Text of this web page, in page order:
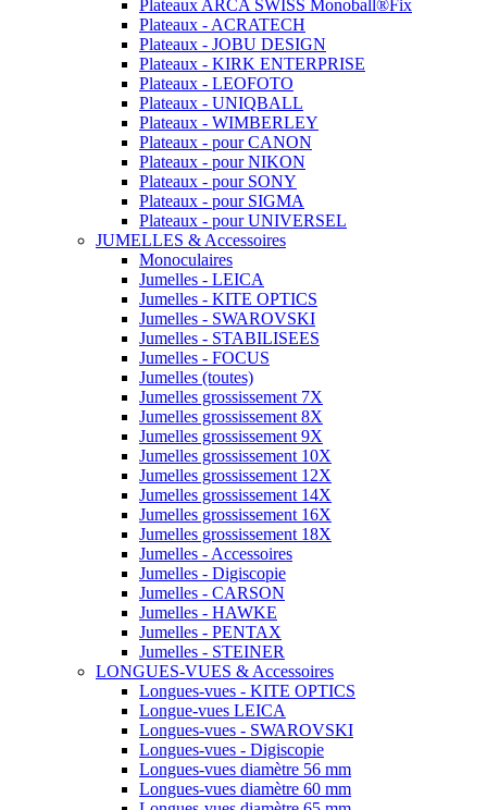
Plateaux ARCA SWISS Monoball®Fix
Plateaux - ACRATECH
Plateaux - JOBU DESIGN
Plateaux - KIRK ENTERPRISE
Plateaux - LEOFOTO
Plateaux - UNIQBALL
Plateaux - WIMBERLEY
Plateaux - pour CANON
Plateaux - pour NIKON
Plateaux - pour SONY
Plateaux - pour SIGMA
Plateaux - pour UNIVERSEL
JUMELLES & Accessoires
Monoculaires
Jumelles - LEICA
Jumelles - KITE OPTICS
Jumelles - SWAROVSKI
Jumelles - STABILISEES
Jumelles - FOCUS
Jumelles (toutes)
Jumelles grossissement 7X
Jumelles grossissement 8X
Jumelles grossissement 9X
Jumelles grossissement 10X
Jumelles grossissement 12X
Jumelles grossissement 14X
Jumelles grossissement 16X
Jumelles grossissement 18X
Jumelles - Accessoires
Jumelles - Digiscopie
Jumelles - CARSON
Jumelles - HAWKE
Jumelles - PENTAX
Jumelles - STEINER
LONGUES-VUES & Accessoires
Longues-vues - KITE OPTICS
Longue-vues LEICA
Longues-vues - SWAROVSKI
Longues-vues - Digiscopie
Longues-vues diamètre 56 mm
Longues-vues diamètre 60 mm